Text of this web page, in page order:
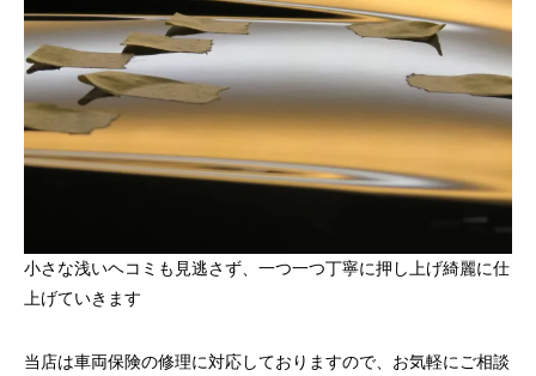
小さな浅いヘコミも見逃さず、一つ一つ丁寧に押し上げ綺麗に仕
上げていきます
当店は車両保険の修理に対応しておりますので、お気軽にご相談